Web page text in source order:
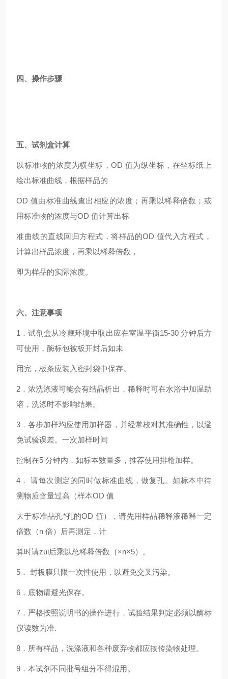
四、操作步骤
五、试剂盒计算
以标准物的浓度为横坐标，OD 值为纵坐标，在坐标纸上
绘出标准曲线，根据样品的
OD 值由标准曲线查出相应的浓度；再乘以稀释倍数；或
用标准物的浓度与OD 值计算出标
准曲线的直线回归方程式，将样品的OD 值代入方程式，
计算出样品浓度，再乘以稀释倍数，
即为样品的实际浓度。
六、注意事项
1 ．试剂盒从冷藏环境中取出应在室温平衡15-30 分钟后方
可使用，酶标包被板开封后如未
用完，板条应装入密封袋中保存。
2 ．浓洗涤液可能会有结晶析出，稀释时可在水浴中加温助
溶，洗涤时不影响结果。
3 ．各步加样均应使用加样器，并经常校对其准确性，以避
免试验误差。一次加样时间
控制在5 分钟内，如标本数量多，推荐使用排枪加样。
4 ． 请每次测定的同时做标准曲线，做复孔。如标本中待
测物质含量过高（样本OD 值
大于标准品孔*孔的OD 值），请先用样品稀释液稀释一定
倍数（n 倍）后再测定，计
算时请zui后乘以总稀释倍数（×n×5）。
5 ． 封板膜只限一次性使用，以避免交叉污染。
6 ．底物请避光保存。
7 ．严格按照说明书的操作进行，试验结果判定必须以酶标
仪读数为准.
8 ．所有样品，洗涤液和各种废弃物都应按传染物处理。
9 ．本试剂不同批号组分不得混用。